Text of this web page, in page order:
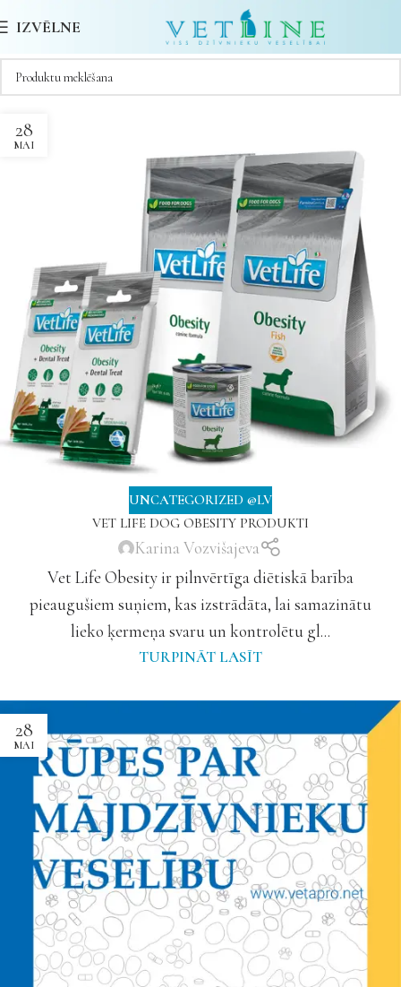
IZVĒLNE
28
MAI
UNCATEGORIZED @LV
VET LIFE DOG OBESITY PRODUKTI
Karina Vozvišajeva
Vet Life Obesity ir pilnvērtīga diētiskā barība
pieaugušiem suņiem, kas izstrādāta, lai samazinātu
lieko ķermeņa svaru un kontrolētu gl...
TURPINĀT LASĪT
28
MAI